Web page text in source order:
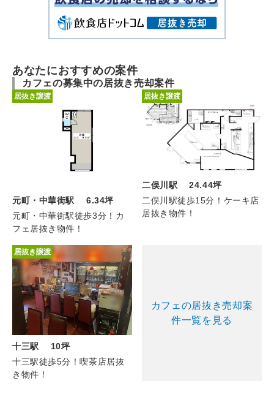
あなたにおすすめの案件
カフェの募集中の居抜き売却案件
居抜き譲渡
元町・中華街駅 6.34坪
元町・中華街駅徒歩3分！カ
フェ居抜き物件！
居抜き譲渡
二俣川駅 24.44坪
二俣川駅徒歩15分！ケーキ店
居抜き物件！
居抜き譲渡
十三駅 10坪
十三駅徒歩5分！喫茶店居抜
き物件！
カフェの居抜き売却案
件一覧を見る